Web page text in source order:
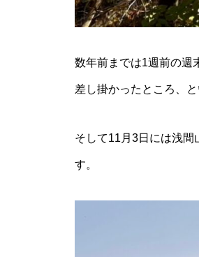
数年前までは1週前の週
差し掛かったところ、
そして11月3日には浅
す。